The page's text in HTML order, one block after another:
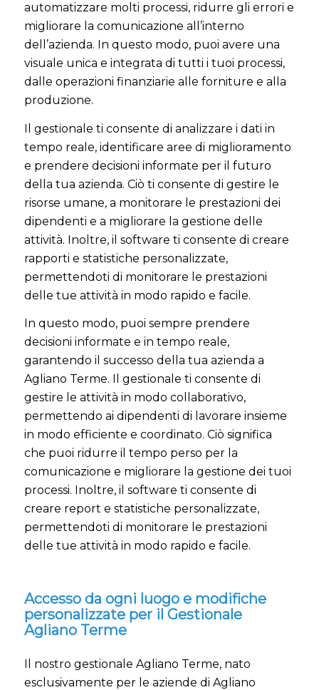
automatizzare molti processi, ridurre gli errori e
migliorare la comunicazione all’interno
dell’azienda. In questo modo, puoi avere una
visuale unica e integrata di tutti i tuoi processi,
dalle operazioni finanziarie alle forniture e alla
produzione.
Il gestionale ti consente di analizzare i dati in
tempo reale, identificare aree di miglioramento
e prendere decisioni informate per il futuro
della tua azienda. Ciò ti consente di gestire le
risorse umane, a monitorare le prestazioni dei
dipendenti e a migliorare la gestione delle
attività. Inoltre, il software ti consente di creare
rapporti e statistiche personalizzate,
permettendoti di monitorare le prestazioni
delle tue attività in modo rapido e facile.
In questo modo, puoi sempre prendere
decisioni informate e in tempo reale,
garantendo il successo della tua azienda a
Agliano Terme. Il gestionale ti consente di
gestire le attività in modo collaborativo,
permettendo ai dipendenti di lavorare insieme
in modo efficiente e coordinato. Ciò significa
che puoi ridurre il tempo perso per la
comunicazione e migliorare la gestione dei tuoi
processi. Inoltre, il software ti consente di
creare report e statistiche personalizzate,
permettendoti di monitorare le prestazioni
delle tue attività in modo rapido e facile.
Accesso da ogni luogo e modifiche
personalizzate per il Gestionale
Agliano Terme
Il nostro gestionale Agliano Terme, nato
esclusivamente per le aziende di Agliano